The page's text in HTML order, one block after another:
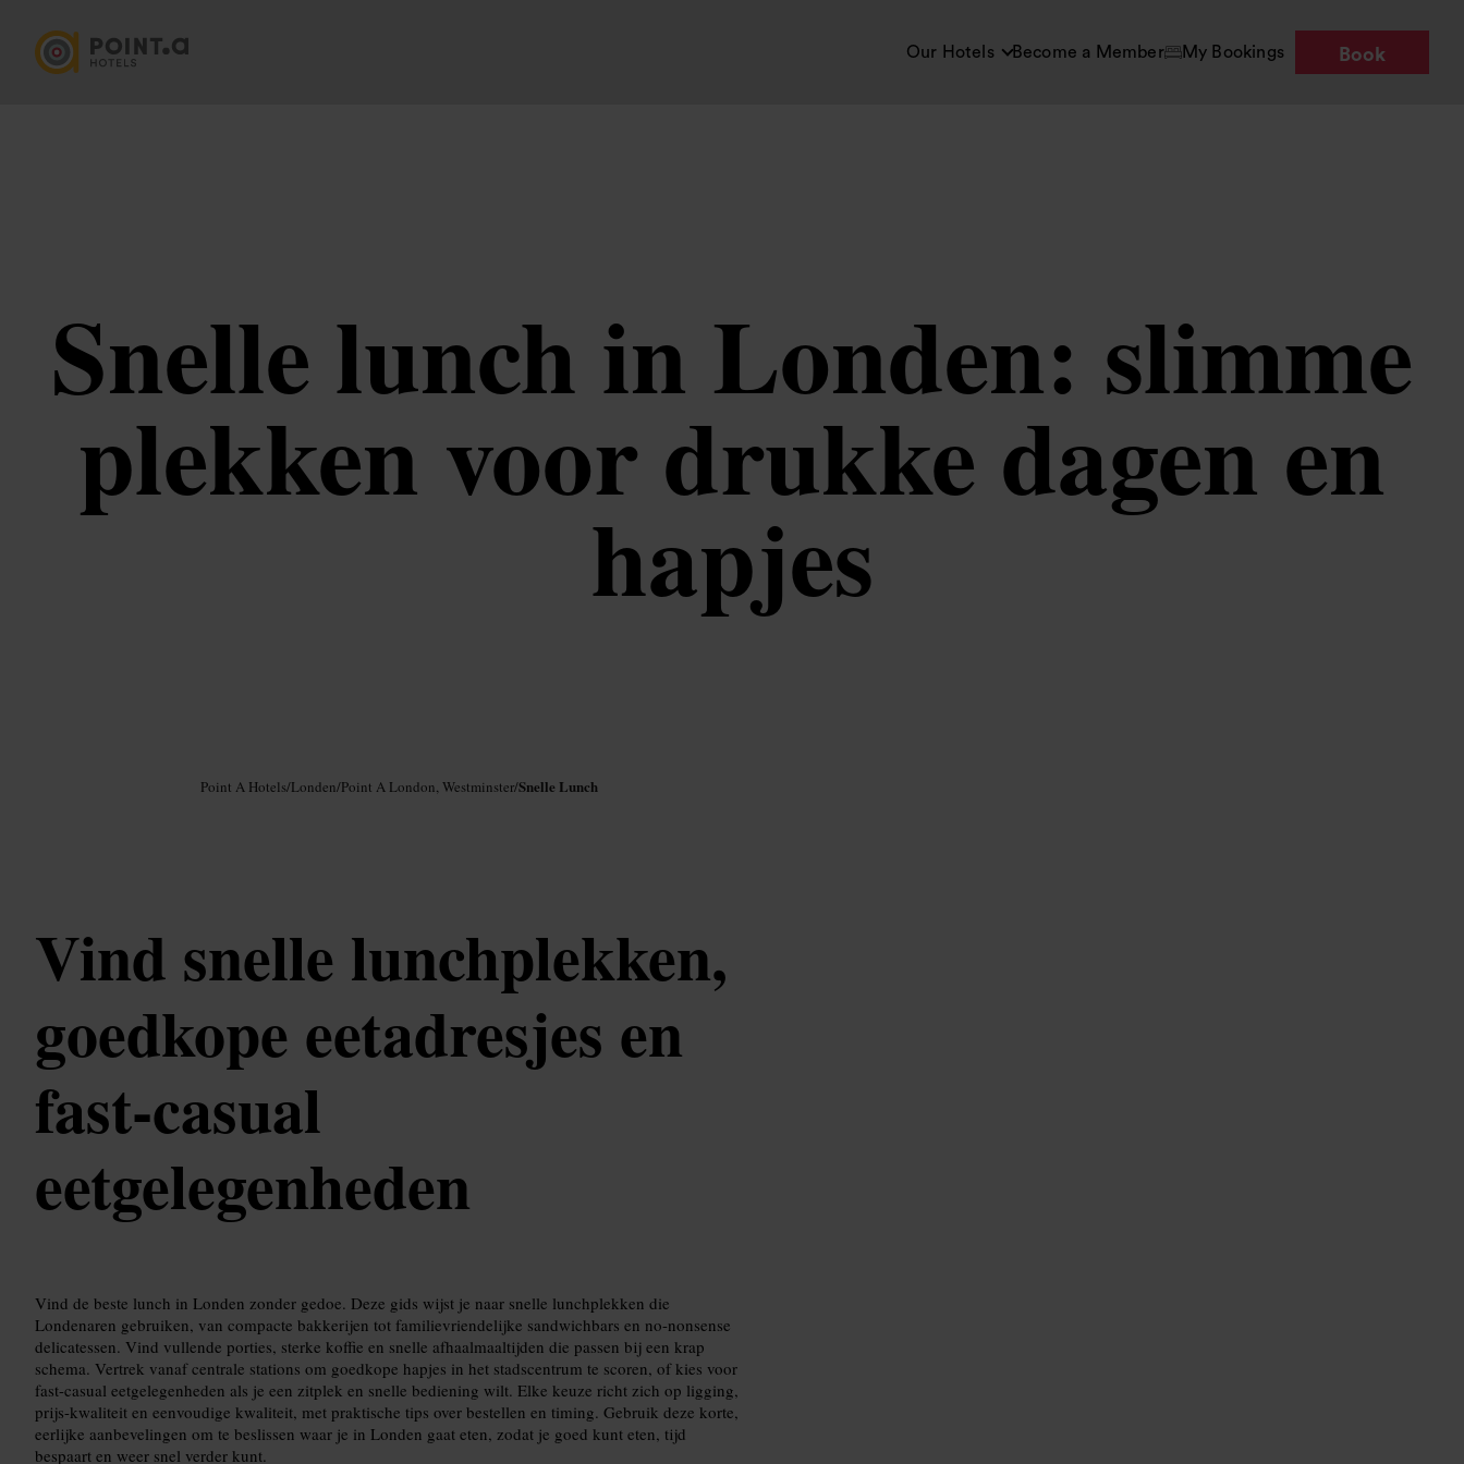
Our Hotels Become a Member My Bookings Book
Snelle lunch in Londen: slimme
plekken voor drukke dagen en
hapjes
Point A Hotels/Londen/Point A London, Westminster/Snelle Lunch
Vind snelle lunchplekken,
goedkope eetadresjes en
fast-casual
eetgelegenheden
Vind de beste lunch in Londen zonder gedoe. Deze gids wijst je naar snelle lunchplekken die
Londenaren gebruiken, van compacte bakkerijen tot familievriendelijke sandwichbars en no-nonsense
delicatessen. Vind vullende porties, sterke koffie en snelle afhaalmaaltijden die passen bij een krap
schema. Vertrek vanaf centrale stations om goedkope hapjes in het stadscentrum te scoren, of kies voor
fast-casual eetgelegenheden als je een zitplek en snelle bediening wilt. Elke keuze richt zich op ligging,
prijs-kwaliteit en eenvoudige kwaliteit, met praktische tips over bestellen en timing. Gebruik deze korte,
eerlijke aanbevelingen om te beslissen waar je in Londen gaat eten, zodat je goed kunt eten, tijd
bespaart en weer snel verder kunt.